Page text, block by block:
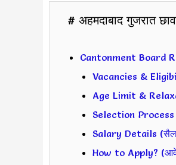
# अहमदाबाद गुजरात
Cantonment Board
Vacancies &
Age Limit &
Selection Process
Salary Details
How to Apply?